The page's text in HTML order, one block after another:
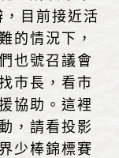
目前接近活
的情況下，
也號召議會
市長，看市
協助。這裡
，請看投影
少棒錦標賽